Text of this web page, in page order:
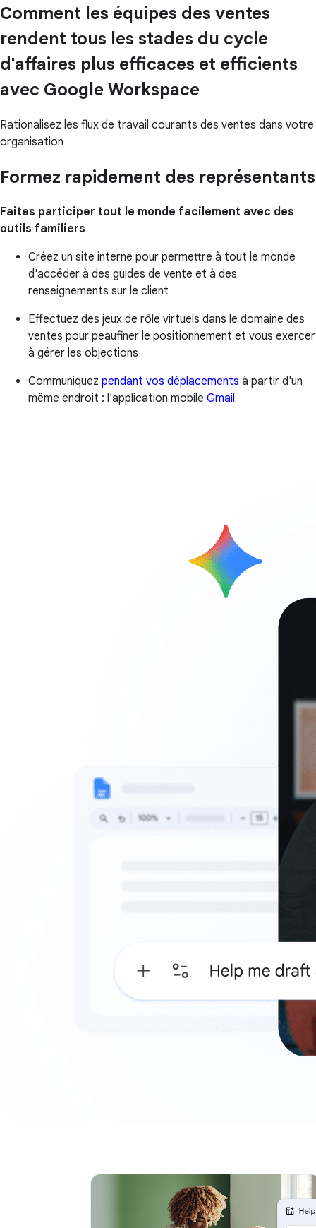
Comment les équipes des ventes
rendent tous les stades du cycle
d'affaires plus efficaces et efficients
avec Google Workspace
Rationalisez les flux de travail courants des ventes dans votre
organisation
Formez rapidement des représentants
Faites participer tout le monde facilement avec des
outils familiers
Créez un site interne pour permettre à tout le monde
d'accéder à des guides de vente et à des
renseignements sur le client
Effectuez des jeux de rôle virtuels dans le domaine des
ventes pour peaufiner le positionnement et vous exercer
à gérer les objections
Communiquez pendant vos déplacements à partir d'un
même endroit : l'application mobile Gmail